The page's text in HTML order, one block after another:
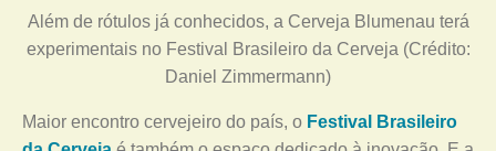
Além de rótulos já conhecidos, a Cerveja Blumenau terá
experimentais no Festival Brasileiro da Cerveja (Crédito:
Daniel Zimmermann)
Maior encontro cervejeiro do país, o Festival Brasileiro